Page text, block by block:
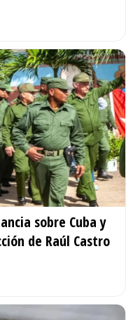
sobre Cuba y
de Raúl Castro